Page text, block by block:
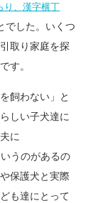
り、漢字横丁
でした。いくつ
取り家庭を探
す。
飼わない」と
しい子犬達に
に
うのがあるの
保護犬と実際
も達にとって